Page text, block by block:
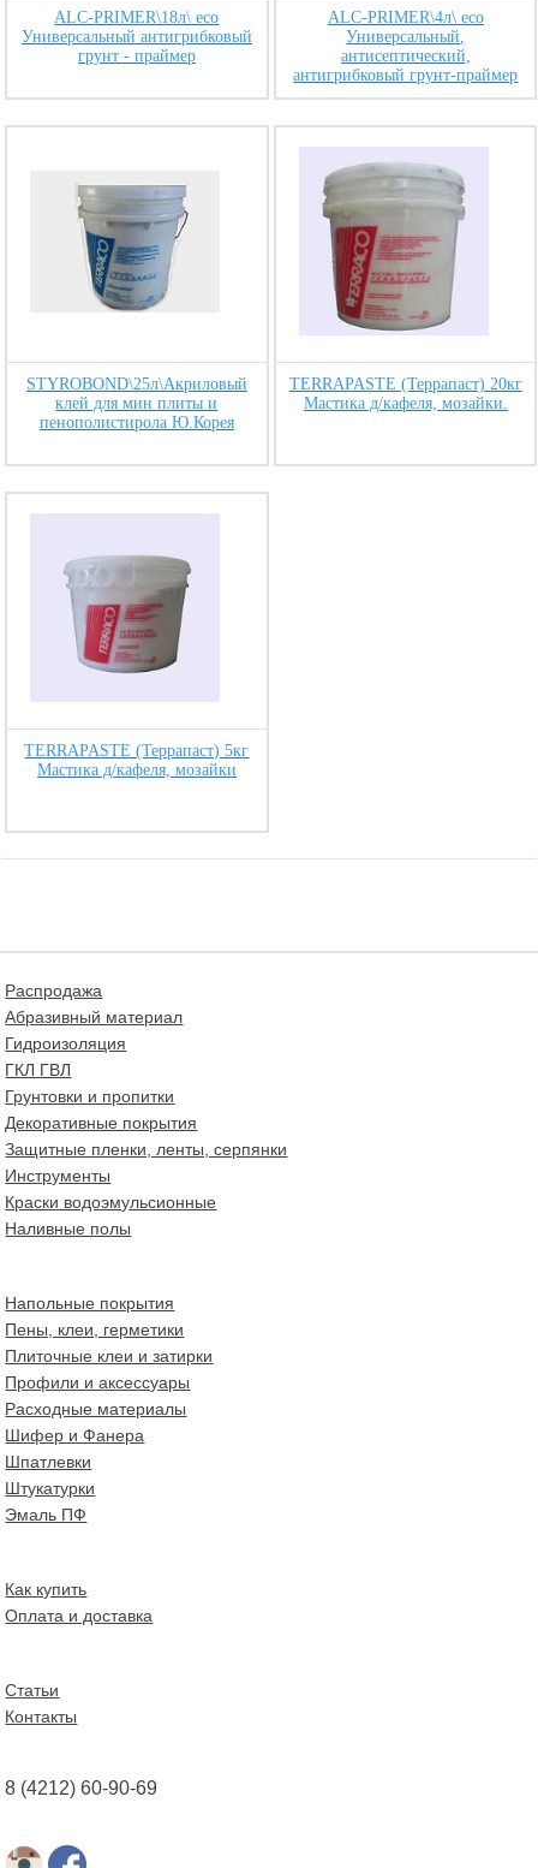
ALC-PRIMER\18л\ eco
Универсальный антигрибковый
грунт - праймер
ALC-PRIMER\4л\ eco
Универсальный,
антисептический,
антигрибковый грунт-праймер
STYROBOND\25л\Акриловый
клей для мин плиты и
пенополистирола Ю.Корея
TERRAPASTE (Террапаст) 20кг
Мастика д/кафеля, мозайки.
TERRAPASTE (Террапаст) 5кг
Мастика д/кафеля, мозайки
Распродажа
Абразивный материал
Гидроизоляция
ГКЛ ГВЛ
Грунтовки и пропитки
Декоративные покрытия
Защитные пленки, ленты, серпянки
Инструменты
Краски водоэмульсионные
Наливные полы
Напольные покрытия
Пены, клеи, герметики
Плиточные клеи и затирки
Профили и аксессуары
Расходные материалы
Шифер и Фанера
Шпатлевки
Штукатурки
Эмаль ПФ
Как купить
Оплата и доставка
Статьи
Контакты
8 (4212) 60-90-69